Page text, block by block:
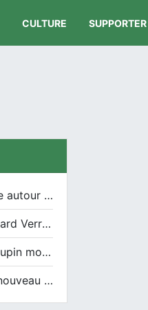
CULTURE SUPPORTER
Une rencontre autour de Jean-Claude Suaudeau
Bernard Verret en dédicaces le samedi 13 décembre à l’Espace Culturel Atlantis
« Saupin mon amour » au salon du livre de Trentemoult
Un nouveau tirage pour le Docu-BD